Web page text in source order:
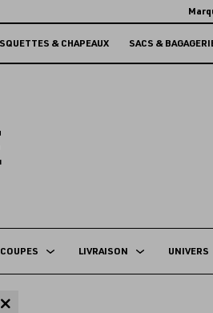
& CHAPEAUX SACS &
COUPES LIVRAISON UNIVERS